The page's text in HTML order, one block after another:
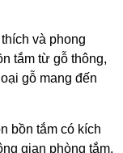
và phong
tắm từ gỗ thông,
gỗ mang đến
bồn tắm có kích
gian phòng tắm.